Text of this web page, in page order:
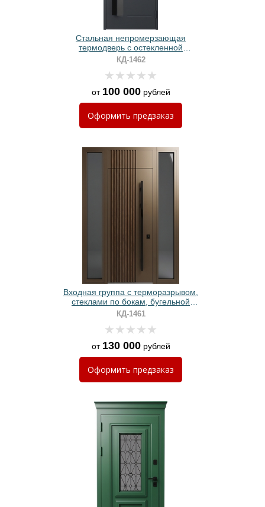
Стальная непромерзающая
термодверь с остекленной
фрамугой, бугельными ручками и
серыми панелями МДФ
КД-1462
от 100 000рублей
Оформить предзаказ
Входная группа с терморазрывом,
стеклами по бокам, бугельной
ручкой, металлорейками и
коричневой покраской
КД-1461
от 130 000рублей
Оформить предзаказ